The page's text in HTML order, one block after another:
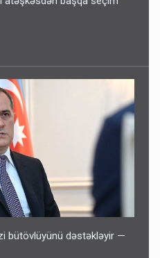
bütövlüyünü dəstəkləyir —